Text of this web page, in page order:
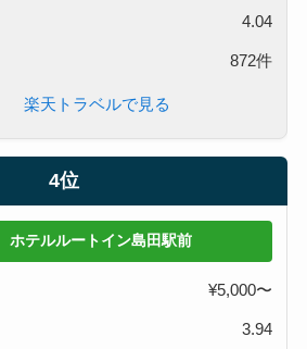
4.04
872件
楽天トラベルで見る
4位
ホテルルートイン島田駅前
¥5,000〜
3.94